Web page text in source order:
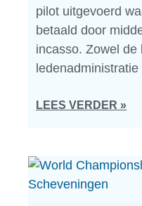
pilot uitgevoerd
betaald door
incasso. Zowel de
ledenadministratie
LEES VERDER »